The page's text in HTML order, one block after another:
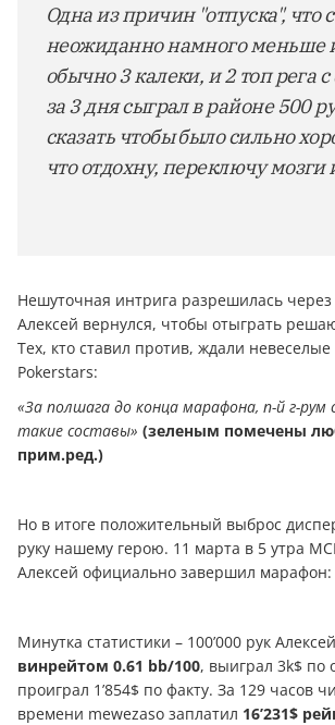
Одна из причин "отпуска", что
неожиданно намного меньше
обычно 3 калеки, и 2 топ рега
за 3 дня сыграл в районе 500
сказать чтобы было сильно
что отдохну, переключу мозги
Нешуточная интрига разрешилась через
Алексей вернулся, чтобы отыграть
Тех, кто ставил против, ждали невеселые
Pokerstars:
«За полшага до конца марафона, п-й г-
такие составы» (зеленым помечены
прим.ред.)
Но в итоге положительный выброс
руку нашему герою. 11 марта в 5 утра
Алексей официально завершил марафон:
Минутка статистики – 100’000 рук
винрейтом 0.61 bb/100, выиграл 3k$
проиграл 1’854$ по факту. За 129 часов
времени mewezaso заплатил 16’231$